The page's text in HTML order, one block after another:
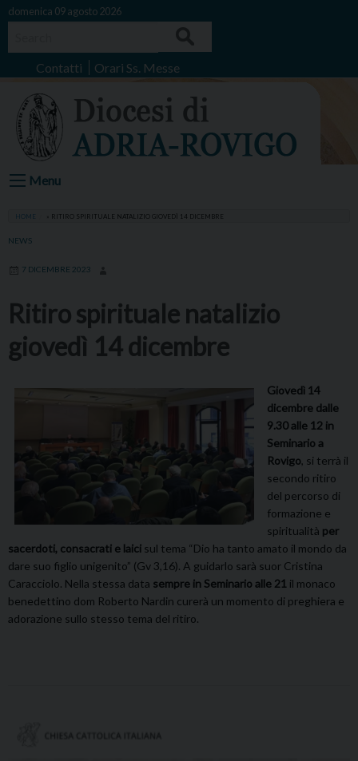
Skip
domenica 09 agosto 2026
Contatti Orari Ss. Messe
Menu
HOME RITIRO SPIRITUALE NATALIZIO GIOVEDÌ 14 DICEMBRE
NEWS
7 DICEMBRE 2023
Ritiro spirituale natalizio
giovedì 14 dicembre
Giovedì 14
dicembre dalle
9.30 alle 12 in
Seminario a
Rovigo, si terrà il
secondo ritiro
del percorso di
formazione e
spiritualità per
sacerdoti, consacrati e laici sul tema “Dio ha tanto amato il mondo da
dare suo figlio unigenito” (Gv 3,16). A guidarlo sarà suor Cristina
Caracciolo. Nella stessa data sempre in Seminario alle 21 il monaco
benedettino dom Roberto Nardin curerà un momento di preghiera e
adorazione sullo stesso tema del ritiro.